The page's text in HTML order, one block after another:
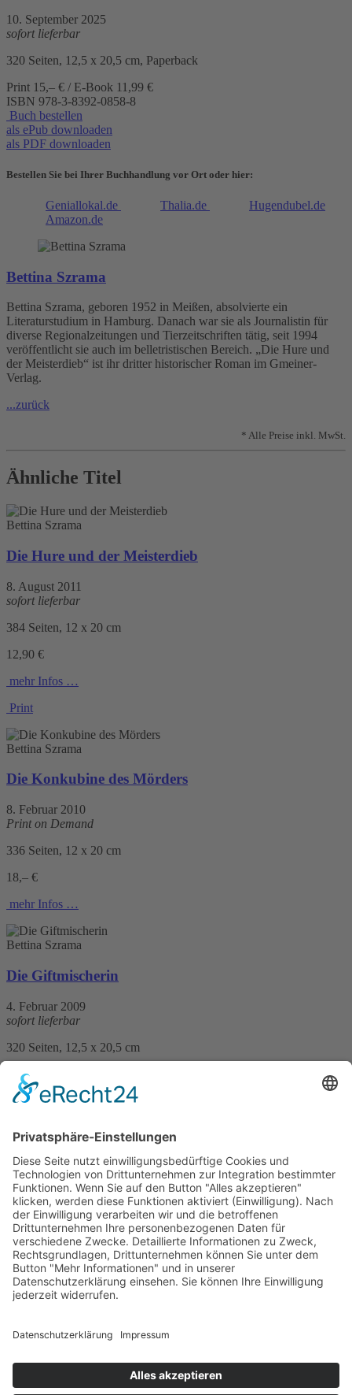
10. September 2025
sofort lieferbar
320 Seiten, 12,5 x 20,5 cm, Paperback
Print 15,– € / E-Book 11,99 €
ISBN 978-3-8392-0858-8
Buch bestellen
als ePub downloaden
als PDF downloaden
Bestellen Sie bei Ihrer Buchhandlung vor Ort oder hier:
Geniallokal.de Thalia.de
Hugendubel.de
Amazon.de
Bettina Szrama
Bettina Szrama, geboren 1952 in Meißen, absolvierte ein
Literaturstudium in Hamburg. Danach war sie als Journalistin für
diverse Regionalzeitungen und Tierzeitschriften tätig, seit 1994
veröffentlicht sie auch im belletristischen Bereich. „Die Hure und
der Meisterdieb“ ist ihr dritter historischer Roman im Gmeiner-
Verlag.
...zurück
* Alle Preise inkl. MwSt.
Ähnliche Titel
Bettina Szrama
Die Hure und der Meisterdieb
8. August 2011
sofort lieferbar
384 Seiten, 12 x 20 cm
12,90 €
mehr Infos …
Print
Bettina Szrama
Die Konkubine des Mörders
8. Februar 2010
Print on Demand
336 Seiten, 12 x 20 cm
18,– €
mehr Infos …
Bettina Szrama
Die Giftmischerin
4. Februar 2009
sofort lieferbar
320 Seiten, 12,5 x 20,5 cm
15,– €
mehr Infos …
Wolfgang Weinlechner
Illumination für Franz Joseph
11. Februar 2026
sofort lieferbar
272 Seiten, 12,5 x 20,5 cm
Print 15,50 € / E-Book 11,99 €
AGB